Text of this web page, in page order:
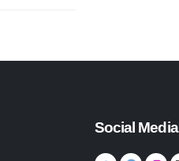
Social Media